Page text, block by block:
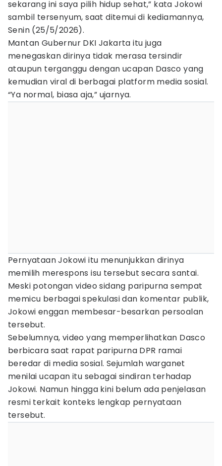
sekarang ini saya pilih hidup sehat,” kata Jokowi
sambil tersenyum, saat ditemui di kediamannya,
Senin (25/5/2026).
Mantan Gubernur DKI Jakarta itu juga
menegaskan dirinya tidak merasa tersindir
ataupun terganggu dengan ucapan Dasco yang
kemudian viral di berbagai platform media sosial.
“Ya normal, biasa aja,” ujarnya.
Pernyataan Jokowi itu menunjukkan dirinya
memilih merespons isu tersebut secara santai.
Meski potongan video sidang paripurna sempat
memicu berbagai spekulasi dan komentar publik,
Jokowi enggan membesar-besarkan persoalan
tersebut.
Sebelumnya, video yang memperlihatkan Dasco
berbicara saat rapat paripurna DPR ramai
beredar di media sosial. Sejumlah warganet
menilai ucapan itu sebagai sindiran terhadap
Jokowi. Namun hingga kini belum ada penjelasan
resmi terkait konteks lengkap pernyataan
tersebut.